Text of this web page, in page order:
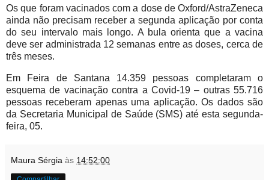
Os que foram vacinados com a dose de Oxford/AstraZeneca
ainda não precisam receber a segunda aplicação por conta
do seu intervalo mais longo. A bula orienta que a vacina
deve ser administrada 12 semanas entre as doses, cerca de
três meses.
Em Feira de Santana 14.359 pessoas completaram o
esquema de vacinação contra a Covid-19 – outras 55.716
pessoas receberam apenas uma aplicação. Os dados são
da Secretaria Municipal de Saúde (SMS) até esta segunda-
feira, 05.
Maura Sérgia às 14:52:00